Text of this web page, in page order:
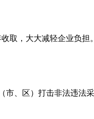
取，大大减轻企业负
、区）打击非法违法